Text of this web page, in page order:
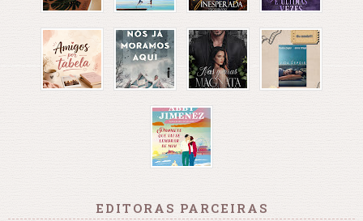
EDITORAS PARCEIRAS